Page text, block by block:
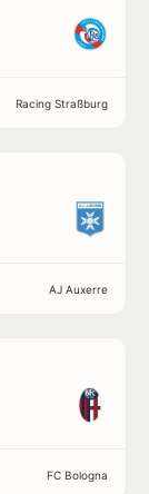
Racing Straßburg
AJ Auxerre
FC Bologna